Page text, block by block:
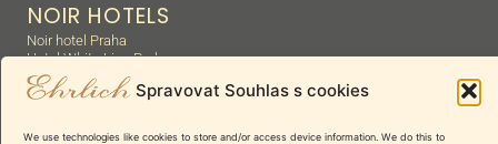
Spravovat Souhlas s cookies
We use technologies like cookies to store and/or access device information. We do this to
NOIR HOTELS
Noir hotel Praha
Hotel White Lion Praha
Hotel Leon Praha
Hotel Raffaello Praha